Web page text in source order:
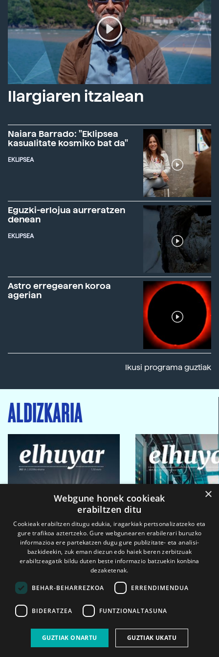
Ilargiaren itzalean
Naiara Barrado: "Eklipsea
kasualitate kosmiko bat da"
EKLIPSEA
Eguzki-erlojua aurreratzen
denean
EKLIPSEA
Astro erregearen koroa
agerian
Ikusi programa guztiak
ALDIZKARIA
2026ko eka. 1a 2026ko mar. 1a
×
Webgune honek cookieak
erabiltzen ditu
Cookieak erabiltzen ditugu edukia, iragarkiak pertsonalizatzeko eta
gure trafikoa aztertzeko. Gure webgunearen erabilerari buruzko
informazioa ere partekatzen dugu gure publizitate- eta analisi-
bazkideekin, zuk eman diezun edo haiek beren zerbitzuak
erabiltzeagatik bildu duten beste informazio batzuekin konbina
dezaketenak.
BEHAR-BEHARREZKOA ERRENDIMENDUA
BIDERATZEA FUNTZIONALTASUNA
GUZTIAK ONARTU GUZTIAK UKATU